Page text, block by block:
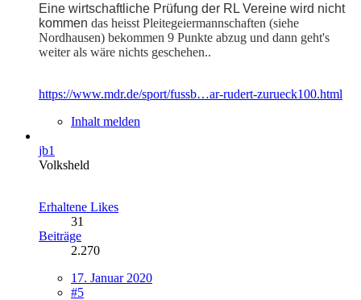
Eine wirtschaftliche Prüfung der RL Vereine wird nicht
kommen das heisst Pleitegeiermannschaften (siehe
Nordhausen) bekommen 9 Punkte abzug und dann geht's
weiter als wäre nichts geschehen..
https://www.mdr.de/sport/fussb…ar-rudert-zurueck100.html
Inhalt melden
jb1
Volksheld
Erhaltene Likes
31
Beiträge
2.270
17. Januar 2020
#5